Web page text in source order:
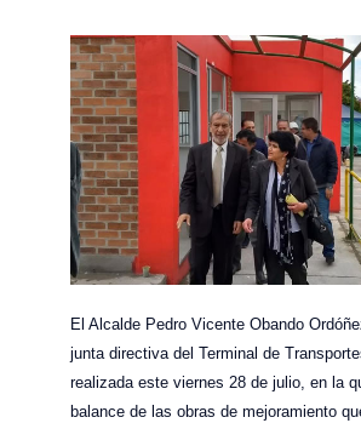
El Alcalde Pedro Vicente Obando
junta directiva del Terminal de
realizada este viernes 28 de julio, en la
balance de las obras de mejoramiento